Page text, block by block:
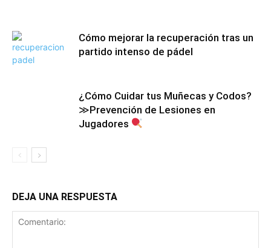
Cómo mejorar la recuperación tras un
partido intenso de pádel
¿Cómo Cuidar tus Muñecas y Codos?
≫Prevención de Lesiones en
Jugadores
DEJA UNA RESPUESTA